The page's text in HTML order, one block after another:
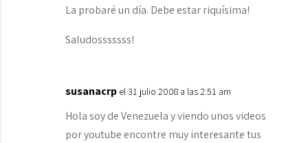
La probaré un día. Debe estar riquísima!
Saludosssssss!
susanacrp el 31 julio 2008 a las 2:51 am
Hola soy de Venezuela y viendo unos videos
por youtube encontre muy interesante tus